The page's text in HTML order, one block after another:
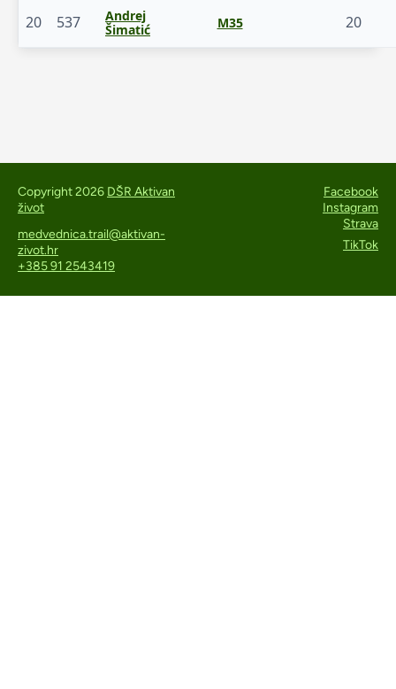
20 537
Andrej
Šimatić
M35 20
Copyright 2026 DŠR Aktivan
život
medvednica.trail@aktivan-
zivot.hr
+385 91 2543419
Facebook
Instagram
Strava
TikTok